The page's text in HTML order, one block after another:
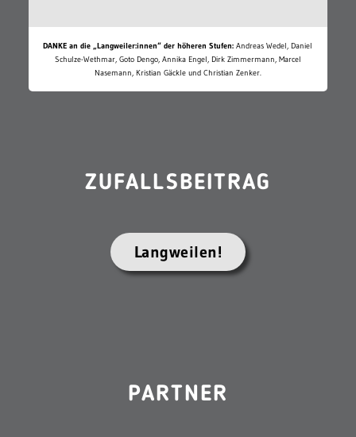
DANKE an die „Langweiler:innen“ der höheren Stufen: Andreas Wedel, Daniel
Schulze-Wethmar, Goto Dengo, Annika Engel, Dirk Zimmermann, Marcel
Nasemann, Kristian Gäckle und Christian Zenker.
ZUFALLSBEITRAG
Langweilen!
PARTNER